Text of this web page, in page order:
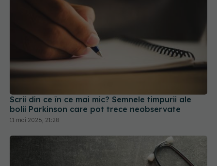
Scrii din ce în ce mai mic? Semnele timpurii ale
bolii Parkinson care pot trece neobservate
11 mai 2026, 21:28